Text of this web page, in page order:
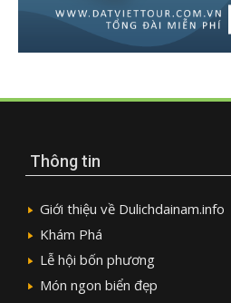
Thông tin
Giới thiệu về Dulichdainam.info
Khám Phá
Lễ hội bốn phương
Món ngon biển đẹp